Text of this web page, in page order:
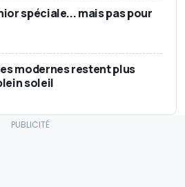
spéciale... mais pas pour
modernes restent plus
soleil